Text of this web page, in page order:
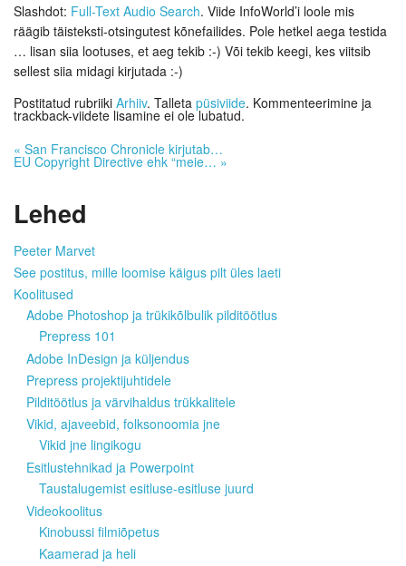
Slashdot: Full-Text Audio Search. Viide InfoWorld’i loole mis
räägib täisteksti-otsingutest kõnefailides. Pole hetkel aega testida
… lisan siia lootuses, et aeg tekib :-) Või tekib keegi, kes viitsib
sellest siia midagi kirjutada :-)
Postitatud rubriiki Arhiiv. Talleta püsiviide. Kommenteerimine ja
trackback-viidete lisamine ei ole lubatud.
« San Francisco Chronicle kirjutab…
EU Copyright Directive ehk “meie… »
Lehed
Peeter Marvet
See postitus, mille loomise käigus pilt üles laeti
Koolitused
Adobe Photoshop ja trükikõlbulik pilditöötlus
Prepress 101
Adobe InDesign ja küljendus
Prepress projektijuhtidele
Pilditöötlus ja värvihaldus trükkalitele
Vikid, ajaveebid, folksonoomia jne
Vikid jne lingikogu
Esitlustehnikad ja Powerpoint
Taustalugemist esitluse-esitluse juurd
Videokoolitus
Kinobussi filmiõpetus
Kaamerad ja heli